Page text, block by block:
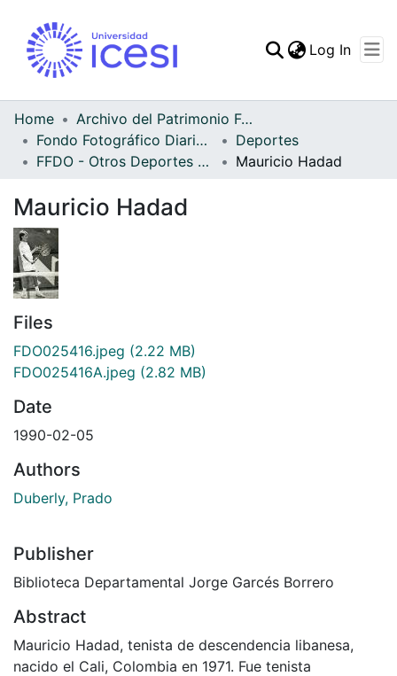
Statistics
Log In
Home
Archivo del Patrimonio Fotográfico y Fílmico del Valle del Cauca
Fondo Fotográfico Diario Occidente
Deportes
FFDO - Otros Deportes - Patrimonial
Mauricio Hadad
Mauricio Hadad
Files
FDO025416.jpeg (2.22 MB)
FDO025416A.jpeg (2.82 MB)
Date
1990-02-05
Authors
Duberly, Prado
Publisher
Biblioteca Departamental Jorge Garcés Borrero
Abstract
Mauricio Hadad, tenista de descendencia libanesa,
nacido el Cali, Colombia en 1971. Fue tenista